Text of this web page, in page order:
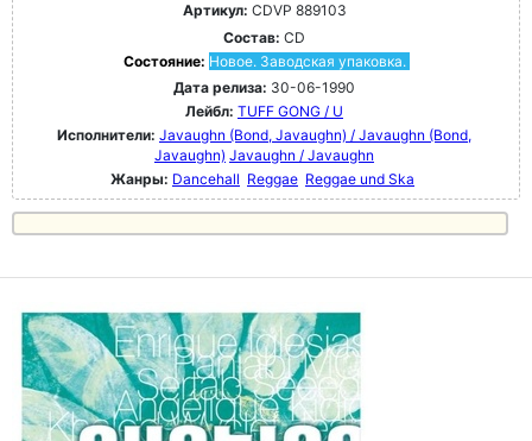
Артикул: CDVP 889103
Состав: CD
Состояние: Новое. Заводская упаковка.
Дата релиза: 30-06-1990
Лейбл: TUFF GONG / U
Исполнители: Javaughn (Bond, Javaughn) / Javaughn (Bond,
Javaughn) Javaughn / Javaughn
Жанры: Dancehall Reggae Reggae und Ska